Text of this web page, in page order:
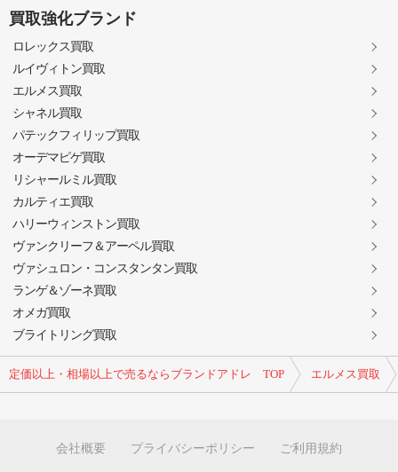
定価以上・相場以上で売るならブランドアドレ TOP エルメス買取
買取強化ブランド
ロレックス買取
ルイヴィトン買取
エルメス買取
シャネル買取
パテックフィリップ買取
オーデマピゲ買取
リシャールミル買取
カルティエ買取
ハリーウィンストン買取
ヴァンクリーフ＆アーペル買取
ヴァシュロン・コンスタンタン買取
ランゲ＆ゾーネ買取
オメガ買取
ブライトリング買取
会社概要 プライバシーポリシー ご利用規約